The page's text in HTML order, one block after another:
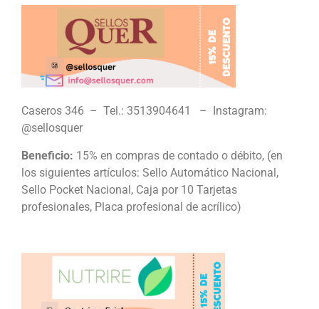
Caseros 346 – Tel.: 3513904641 – Instagram:
@sellosquer
Beneficio: 15% en compras de contado o débito, (en
los siguientes artículos: Sello Automático Nacional,
Sello Pocket Nacional, Caja por 10 Tarjetas
profesionales, Placa profesional de acrílico)